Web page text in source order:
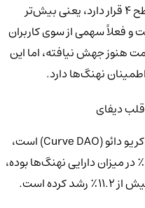
نیز در سطح ۴ قرار دارد، یعنی بیش‌تر
فعلاً سهمی از سوی کاربران
جهش نیافته، اما این
نهنگ‌ها دارد.
توکن کرو (CRV)، که متعلق به پلتفرم کریو دائو (Curve DAO) است،
روز گذشته شاهد افزایش ۳.۰۹٪ در میزان دارایی نهنگ‌ها بوده،
است.